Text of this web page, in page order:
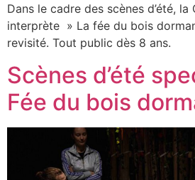
Dans le cadre des scènes d’été,
interprète » La fée du bois
revisité. Tout public dès 8 ans.
Scènes d’été
Fée du bois